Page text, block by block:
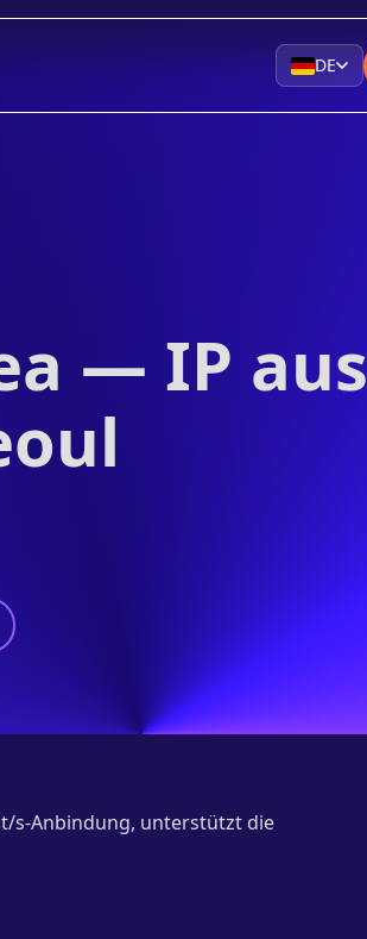
DE
— IP aus
s-Anbindung, unterstützt die